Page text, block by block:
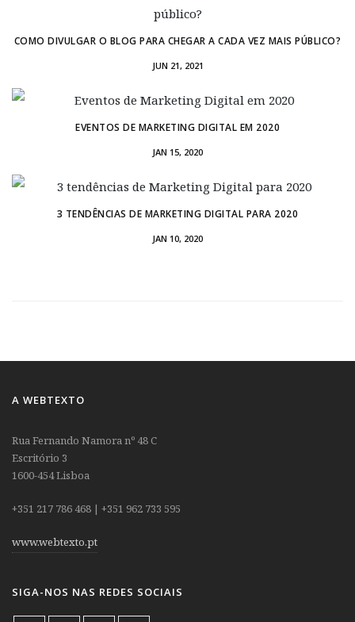
COMO DIVULGAR O BLOG PARA CHEGAR A CADA VEZ MAIS PÚBLICO?
JUN 21, 2021
EVENTOS DE MARKETING DIGITAL EM 2020
JAN 15, 2020
3 TENDÊNCIAS DE MARKETING DIGITAL PARA 2020
JAN 10, 2020
A WEBTEXTO
Rua Fernando Namora nº 48 C
Escritório 3
1600-454 Lisboa
+351 217 786 468 | +351 962 733 595
www.webtexto.pt
SIGA-NOS NAS REDES SOCIAIS